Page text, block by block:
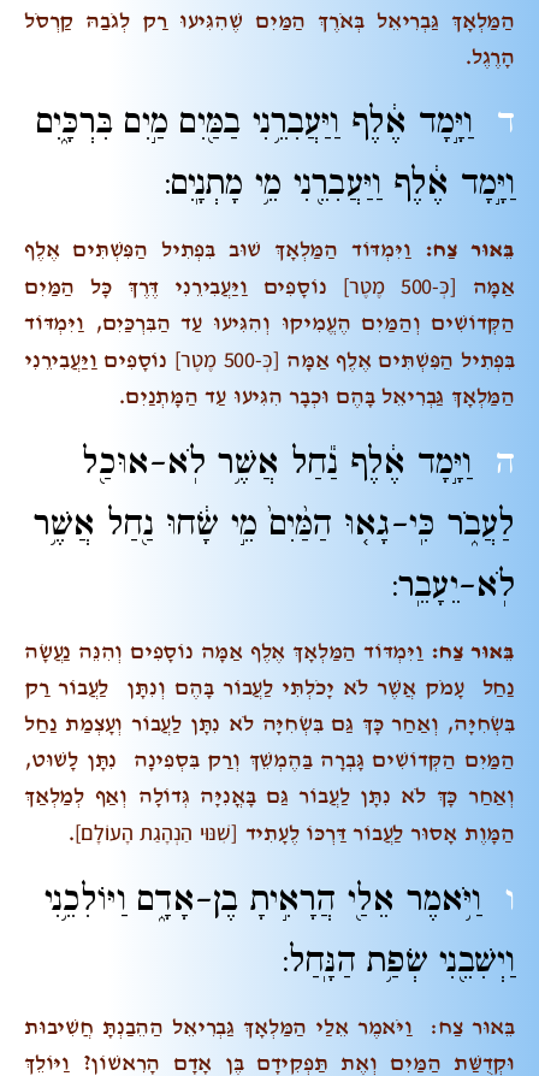
הַמַּלְאָךְ גַּבְרִיאֵל בְּאֹרֶךְ הַמַּיִם שֶׁהִגִּיעוּ רַק לְגֹבַהּ קַרְסֹל
הָרֶגֶל.
ד וַיָּ֣מָד אֶ֔לֶף וַיַּעֲבִרֵ֥נִי בַמַּ֖יִם מַ֣יִם בִּרְכָּ֑יִם
וַיָּ֣מָד אֶ֔לֶף וַיַּעֲבִרֵ֖נִי מֵ֥י מָתְנָֽיִם:
בֵּאוּר צַח:
וַיִּמְדּוֹד הַמַּלְאָךְ שׁוּב בִּפְתִיל הַפִּשְׁתִּים אֶלֶף
אַמָּה [כְּ-500 מֶטֶר]
נוֹסָפִים וַיַּעֲבִירֵנִי דֶּרֶךְ כָּל הַמַּיִם
הַקְּדוֹשִׁים וְהַמַּיִם הֶעֱמִיקוּ וְהִגִּיעוּ עַד הַבִּרְכַּיִם, וַיִּמְדּוֹד
בִּפְתִיל הַפִּשְׁתִּים אֶלֶף אַמָּה [כְּ-500 מֶטֶר]
נוֹסָפִים וַיַּעֲבִירֵנִי
הַמַּלְאָךְ גַּבְרִיאֵל בָּהֶם וּכְבָר הִגִּיעוּ עַד הַמָּתְנַיִם.
ה וַיָּ֣מָד אֶ֔לֶף נַ֕חַל אֲשֶׁ֥ר לֹֽא-אוּכַ֖ל
לַעֲבֹ֑ר כִּֽי-גָא֤וּ הַמַּ֙יִם֙ מֵ֣י שָׂ֔חוּ נַ֖חַל אֲשֶׁ֥ר
לֹֽא-יֵעָבֵֽר:
בֵּאוּר צַח: וַיִּמְדּוֹד הַמַּלְאָךְ אֶלֶף אַמָּה נוֹסָפִים וְהִנֵּה נַעֲשָׂה
נַחַל עָמֹק אֲשֶׁר לֹא יָכֹלְתִּי לַעֲבוֹר בָּהֶם וְנִתָּן לַעֲבוֹר רַק
בִּשְׂחִיָּה, וְאַחַר כָּךְ גַּם בִּשְׂחִיָּה לֹא נִתָּן לַעֲבוֹר וְעָצְמַת נַחַל
הַמַּיִם הַקְּדוֹשִׁים גָּבְרָה בַּהֶמְשֵׁךְ וְרַק בִּסְפִינָה נִתָּן לָשׁוּט,
וְאַחַר כָּךְ לֹא נִתָּן לַעֲבוֹר גַּם בָּאֳנִיָּה גְּדוֹלָה וְאַף לְמַלְאַךְ
הַמָּוֶת אָסוּר לַעֲבוֹר דַּרְכּוֹ לֶעָתִיד [שִׁנּוּי הַנְהָגַת הָעוֹלָם].
ו וַיֹּ֥אמֶר אֵלַ֖י הֲרָאִ֣יתָ בֶן-אָדָ֑ם וַיּוֹלִכֵ֥נִי
וַיְשִׁבֵ֖נִי שְׂפַ֥ת הַנָּֽחַל:
בֵּאוּר צַח: וַיֹּאמֶר אֵלַי הַמַּלְאָךְ גַּבְרִיאֵל הַהֵבַנְתָּ חֲשִׁיבוּת
וּקְדֻשַּׁת הַמַּיִם וְאֶת תַּפְקִידָם בֶּן אָדָם הָרִאשׁוֹן? וַיּוֹלֵךְ